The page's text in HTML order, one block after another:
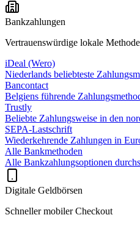
Bankzahlungen
Vertrauenswürdige lokale
iDeal (Wero)
Niederlands beliebteste
Bancontact
Belgiens führende
Trustly
Beliebte Zahlungsweise in den
SEPA-Lastschrift
Wiederkehrende Zahlungen in
Alle Bankmethoden
Alle Bankzahlungsoptionen
Digitale Geldbörsen
Schneller mobiler Checkout